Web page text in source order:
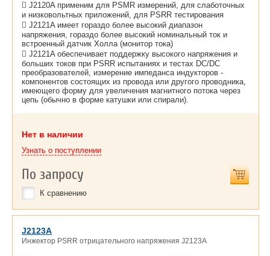
 J2120A применим для PSMR измерений, для слаботочных
и низковольтных приложений, для PSRR тестирования
 J2121A имеет гораздо более высокий диапазон
напряжения, гораздо более высокий номинальный ток и
встроенный датчик Холла (монитор тока)
 J2121A обеспечивает поддержку высокого напряжения и
больших токов при PSRR испытаниях и тестах DC/DC
преобразователей, измерение импеданса индукторов -
компонентов состоящих из провода или другого проводника,
имеющего форму для увеличения магнитного потока через
цепь (обычно в форме катушки или спирали).
Нет в наличии
Узнать о поступлении
По запросу
К сравнению
J2123A
Инжектор PSRR отрицательного напряжения J2123A